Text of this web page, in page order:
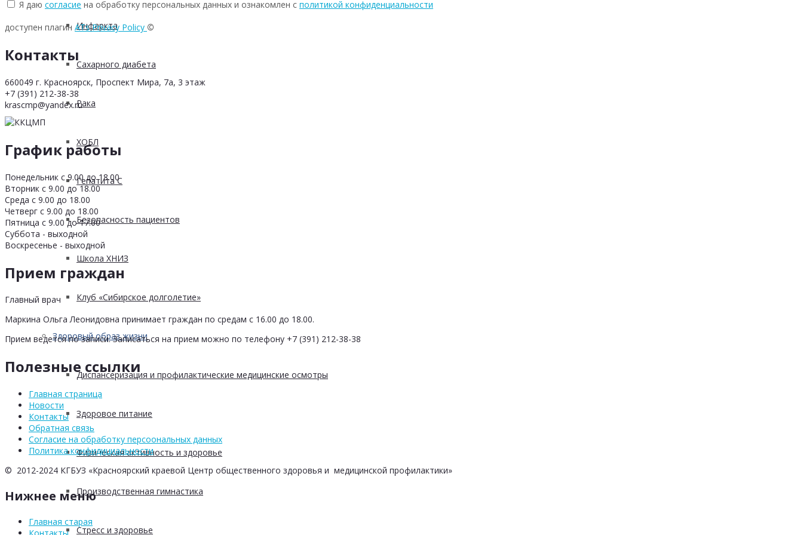
Инфаркта
Сахарного диабета
Рака
ХОБЛ
Гепатита С
Безопасность пациентов
Школа ХНИЗ
Клуб «Сибирское долголетие»
Здоровый образ жизни
Диспансеризация и профилактические медицинские осмотры
Здоровое питание
Физическая активность и здоровье
Производственная гимнастика
Стресс и здоровье
Я даю согласие на обработку персональных данных и ознакомлен с политикой конфиденциальности
доступен плагин ATs Privacy Policy ©
Контакты
660049 г. Красноярск, Проспект Мира, 7а, 3 этаж
+7 (391) 212-38-38
krascmp@yandex.ru
График работы
Понедельник с 9.00 до 18.00
Вторник с 9.00 до 18.00
Среда с 9.00 до 18.00
Четверг с 9.00 до 18.00
Пятница с 9.00 до 17.00
Суббота - выходной
Воскресенье - выходной
Прием граждан
Главный врач
Маркина Ольга Леонидовна принимает граждан по средам с 16.00 до 18.00.
Прием ведется по записи. Записаться на прием можно по телефону +7 (391) 212-38-38
Полезные ссылки
Главная страница
Новости
Контакты
Обратная связь
Согласие на обработку персоональных данных
Политика конфидициальности
© 2012-2024 КГБУЗ «Красноярский краевой Центр общественного здоровья и медицинской профилактики»
Нижнее меню
Главная старая